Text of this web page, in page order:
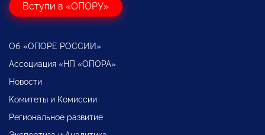
Вступи в «ОПОРУ»
Об «ОПОРЕ РОССИИ»
Ассоциация «НП «ОПОРА»
Новости
Комитеты и Комиссии
Региональное развитие